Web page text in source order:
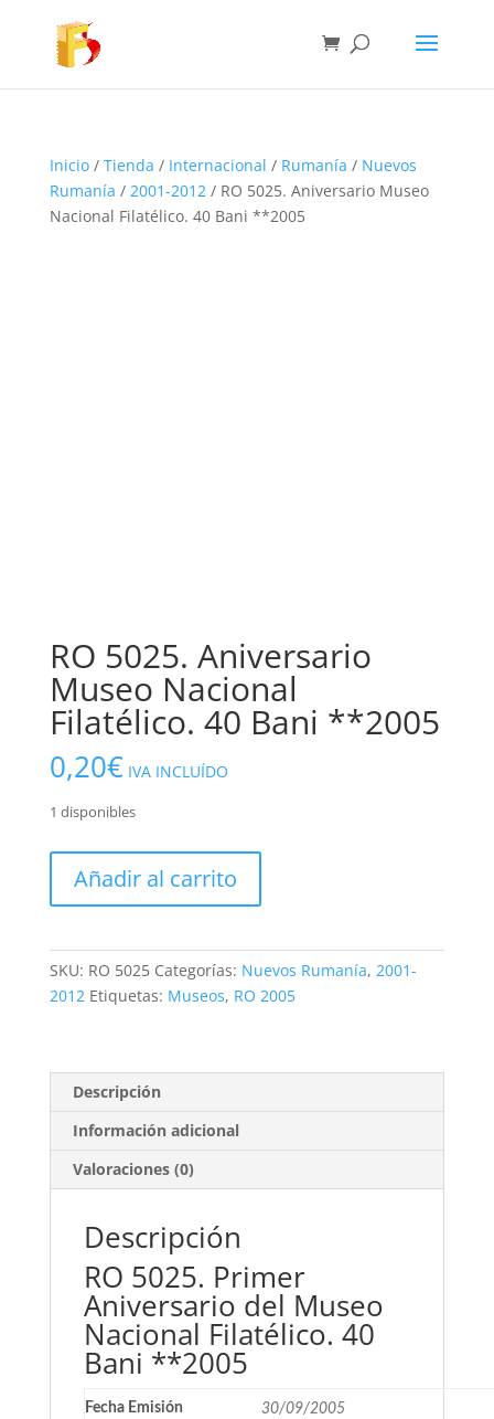
Inicio/ Tienda / Internacional / Rumanía / Nuevos
Rumanía / 2001-2012/ RO 5025. Aniversario Museo
Nacional Filatélico. 40 Bani **2005
RO 5025. Aniversario
Museo Nacional
Filatélico. 40 Bani **2005
0,20€ IVA INCLUÍDO
1 disponibles
5025.
Nacional
Filatélico.
cantidad
Añadir al carrito
SKU: RO 5025 Categorías: Nuevos Rumanía, 2001-
2012 Etiquetas: Museos, RO 2005
Descripción
Información adicional
Valoraciones (0)
Descripción
RO 5025. Primer
Aniversario del Museo
Nacional Filatélico. 40
Bani **2005
Fecha Emisión 30/09/2005